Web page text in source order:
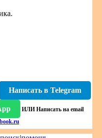
Написать в Telegram
ИЛИ Написать на email